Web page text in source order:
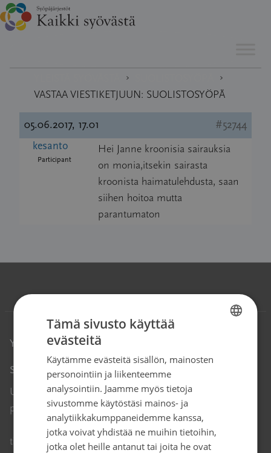
sisältöön
›
›
VASTAA VIESTIKETJUUN: SUOLISTOSYÖPÄ
05.06.2017, 17.01
#52744
kesanto
Participant
Hei Janne kroonisia sairauksia
on monia,itsekin sairasta
kroonista haimatulehdusta, saan
siihen hoitoa mutta
parantumaton
Yhteystiedot
Syöpäjärjestöt
Unioninkatu 22, 00130 Helsinki
puh. 09 135 331
tiedotus@cancer.fi ↗Avautuu uuteen ikkunaan
SWEDISH
Tämä sivusto käyttää
evästeitä
Käytämme evästeitä sisällön, mainosten
personointiin ja liikenteemme
analysointiin. Jaamme myös tietoja
sivustomme käytöstäsi mainos- ja
analytiikkakumppaneidemme kanssa,
jotka voivat yhdistää ne muihin tietoihin,
jotka olet heille antanut tai joita he ovat